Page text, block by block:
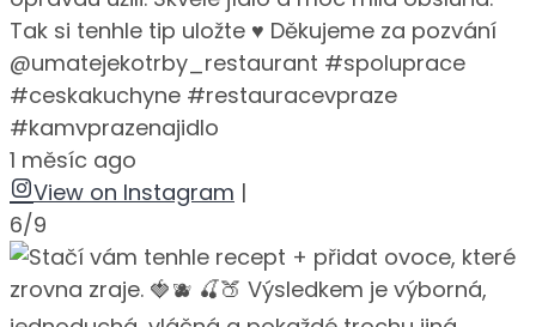
Tak si tenhle tip uložte ♥️ Děkujeme za pozvání
@umatejekotrby_restaurant #spoluprace
#ceskakuchyne #restauracevpraze
#kamvprazenajidlo
1 měsíc ago
View on Instagram |
6/9